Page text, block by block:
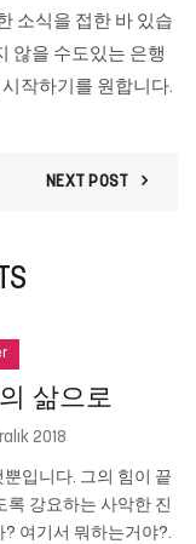
소식을 접한 바 있습
않을 수도있는 은행
작하기를 원합니다.
NEXT POST
삶으로
2018
입니다. 그의 힘이 끝
록 강요하는 사악한 진
여기서 뭐하는거야?.